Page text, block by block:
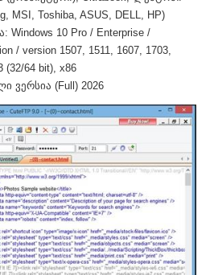
MSI, Toshiba, ASUS, DELL, HP)
Windows 10 Pro / Enterprise /
/ version 1507, 1511, 1607, 1703,
(32/64 bit), x86
ვერსია (Full) 2026